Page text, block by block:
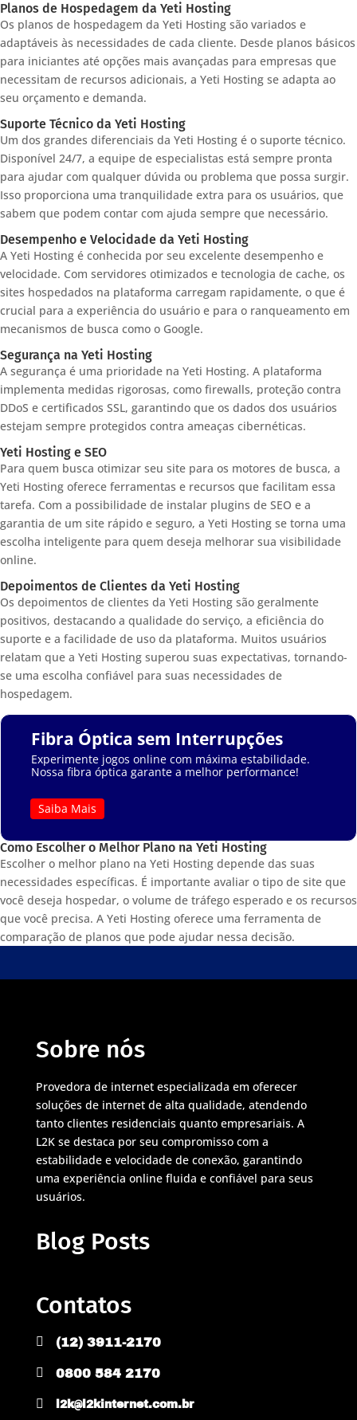
Planos de Hospedagem da Yeti Hosting
Os planos de hospedagem da Yeti Hosting são variados e
adaptáveis às necessidades de cada cliente. Desde planos básicos
para iniciantes até opções mais avançadas para empresas que
necessitam de recursos adicionais, a Yeti Hosting se adapta ao
seu orçamento e demanda.
Suporte Técnico da Yeti Hosting
Um dos grandes diferenciais da Yeti Hosting é o suporte técnico.
Disponível 24/7, a equipe de especialistas está sempre pronta
para ajudar com qualquer dúvida ou problema que possa surgir.
Isso proporciona uma tranquilidade extra para os usuários, que
sabem que podem contar com ajuda sempre que necessário.
Desempenho e Velocidade da Yeti Hosting
A Yeti Hosting é conhecida por seu excelente desempenho e
velocidade. Com servidores otimizados e tecnologia de cache, os
sites hospedados na plataforma carregam rapidamente, o que é
crucial para a experiência do usuário e para o ranqueamento em
mecanismos de busca como o Google.
Segurança na Yeti Hosting
A segurança é uma prioridade na Yeti Hosting. A plataforma
implementa medidas rigorosas, como firewalls, proteção contra
DDoS e certificados SSL, garantindo que os dados dos usuários
estejam sempre protegidos contra ameaças cibernéticas.
Yeti Hosting e SEO
Para quem busca otimizar seu site para os motores de busca, a
Yeti Hosting oferece ferramentas e recursos que facilitam essa
tarefa. Com a possibilidade de instalar plugins de SEO e a
garantia de um site rápido e seguro, a Yeti Hosting se torna uma
escolha inteligente para quem deseja melhorar sua visibilidade
online.
Depoimentos de Clientes da Yeti Hosting
Os depoimentos de clientes da Yeti Hosting são geralmente
positivos, destacando a qualidade do serviço, a eficiência do
suporte e a facilidade de uso da plataforma. Muitos usuários
relatam que a Yeti Hosting superou suas expectativas, tornando-
se uma escolha confiável para suas necessidades de
hospedagem.
Fibra Óptica sem Interrupções
Experimente jogos online com máxima estabilidade.
Nossa fibra óptica garante a melhor performance!
Saiba Mais
Como Escolher o Melhor Plano na Yeti Hosting
Escolher o melhor plano na Yeti Hosting depende das suas
necessidades específicas. É importante avaliar o tipo de site que
você deseja hospedar, o volume de tráfego esperado e os recursos
que você precisa. A Yeti Hosting oferece uma ferramenta de
comparação de planos que pode ajudar nessa decisão.
Sobre nós
Provedora de internet especializada em oferecer
soluções de internet de alta qualidade, atendendo
tanto clientes residenciais quanto empresariais. A
L2K se destaca por seu compromisso com a
estabilidade e velocidade de conexão, garantindo
uma experiência online fluida e confiável para seus
usuários.
Blog Posts
Contatos
 (12) 3911-2170
 0800 584 2170
 l2k@l2kinternet.com.br